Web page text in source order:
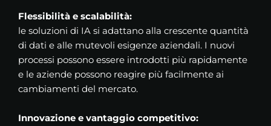
Flessibilità e scalabilità:
le soluzioni di IA si adattano alla crescente quantità
di dati e alle mutevoli esigenze aziendali. I nuovi
processi possono essere introdotti più rapidamente
e le aziende possono reagire più facilmente ai
cambiamenti del mercato.
Innovazione e vantaggio competitivo: